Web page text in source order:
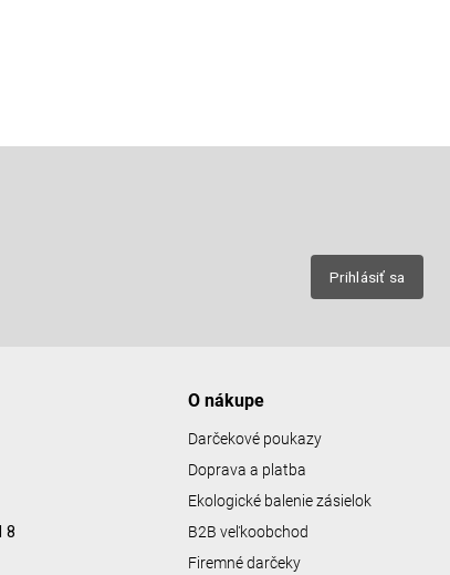
Prihlásiť sa
8
O nákupe
Darčekové poukazy
Doprava a platba
Ekologické balenie zásielok
B2B veľkoobchod
Firemné darčeky